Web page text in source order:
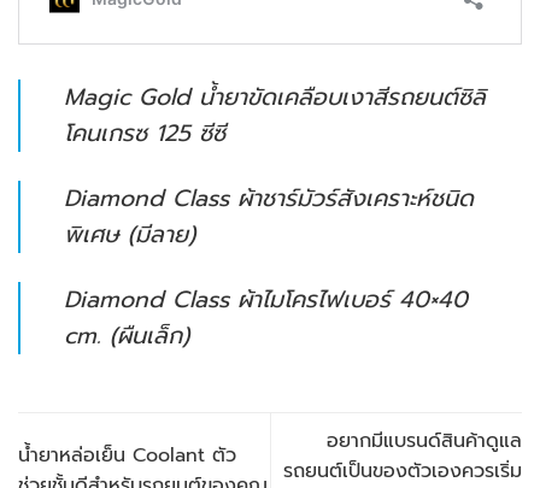
Magic Gold น้ำยาขัดเคลือบเงาสีรถยนต์ซิลิ
โคนเกรซ 125 ซีซี
Diamond Class ผ้าชาร์มัวร์สังเคราะห์ชนิด
พิเศษ (มีลาย)
Diamond Class ผ้าไมโครไฟเบอร์ 40×40
cm. (ผืนเล็ก)
น้ำยาหล่อเย็น Coolant ตัว
อยากมีแบรนด์สินค้าดูแล
รถยนต์เป็นของตัวเองควรเริ่ม